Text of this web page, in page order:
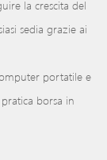
la crescita del
sedia grazie ai
portatile e
borsa in